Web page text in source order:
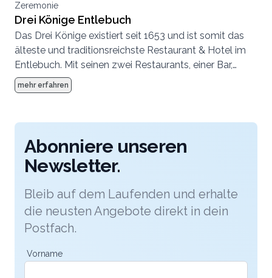
Zeremonie
Drei Könige Entlebuch
Das Drei Könige existiert seit 1653 und ist somit das
älteste und traditionsreichste Restaurant & Hotel im
Entlebuch. Mit seinen zwei Restaurants, einer Bar,
seinem Weinkeller und mit seinem 260 m2 grossen
Saal lebt es mehr denn je.
mehr erfahren
Abonniere unseren
Newsletter.
Bleib auf dem Laufenden und erhalte
die neusten Angebote direkt in dein
Postfach.
Vorname